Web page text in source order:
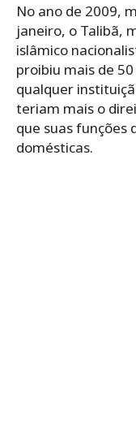
No ano de 2009,
janeiro, o Talibã,
islâmico
proibiu mais de
qualquer
teriam mais o
que suas
domésticas.